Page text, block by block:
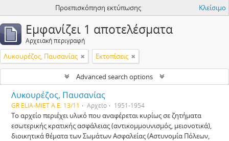
Προεπισκόπηση εκτύπωσης Κλείσιμο
Εμφανίζει 1 αποτελέσματα
Αρχειακή περιγραφή
Λυκουρέζος, Παυσανίας Εκτοπίσεις
Advanced search options
Λυκουρέζος, Παυσανίας
GR ELIA-MIET A.E. 13/11 Αρχείο 1951-1954
Το αρχείο περιέχει υλικό που αναφέρεται κυρίως σε ζητήματα
εσωτερικής κρατικής ασφάλειας (αντικομμουνισμός, μειονοτικά),
διοικητικά θέματα των Σωμάτων Ασφαλείας (Αστυνομία Πόλεων,